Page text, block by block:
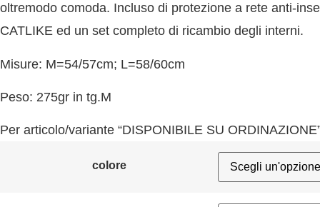
oltremodo comoda. Incluso di protezione a rete anti-
CATLIKE ed un set completo di ricambio degli interni.
Misure: M=54/57cm; L=58/60cm
Peso: 275gr in tg.M
Per articolo/variante “DISPONIBILE SU
colore